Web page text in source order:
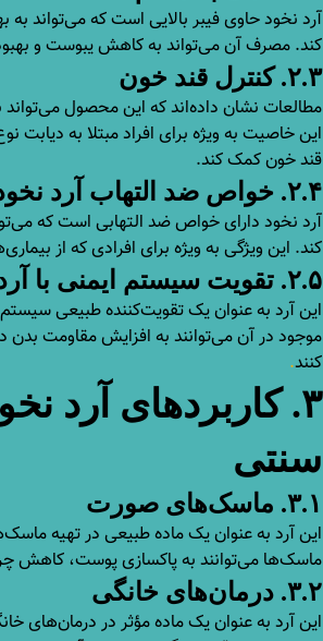
آرد نخود حاوی فیبر بالایی است که می‌تواند
کند. مصرف آن می‌تواند به کاهش یبوست و
۲.۳. کنترل قند خون
مطالعات نشان داده‌اند که این محصول
قند خون کمک کند.
۲.۴. خواص ضد التهاب آرد نخود
آرد نخود دارای خواص ضد التهابی است که
کند. این ویژگی به ویژه برای افرادی که از
۲.۵. تقویت سیستم ایمنی با آرد نخود
این آرد به عنوان یک تقویت‌کننده طبیعی
موجود در آن می‌توانند به افزایش مقاومت بدن
کنند.
۳. کاربردهای آرد
سنتی
۳.۱. ماسک‌های صورت
این آرد به عنوان یک ماده طبیعی در تهیه
ماسک‌ها می‌توانند به پاکسازی پوست، کاهش
۳.۲. درمان‌های خانگی
این آرد به عنوان یک ماده مؤثر در درمان‌های